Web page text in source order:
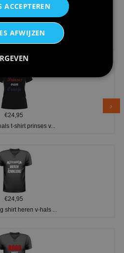
€20,95
is nog niet op...
€24,95
t-shirt prinses v...
€24,95
shirt heren v-hals ...
ACCEPTEREN
AFWIJZEN